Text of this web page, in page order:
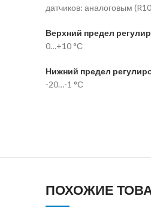
датчиков: аналоговым
Верхний предел
0…+10 °С
Нижний предел
-20…-1 °С
ПОХОЖИЕ